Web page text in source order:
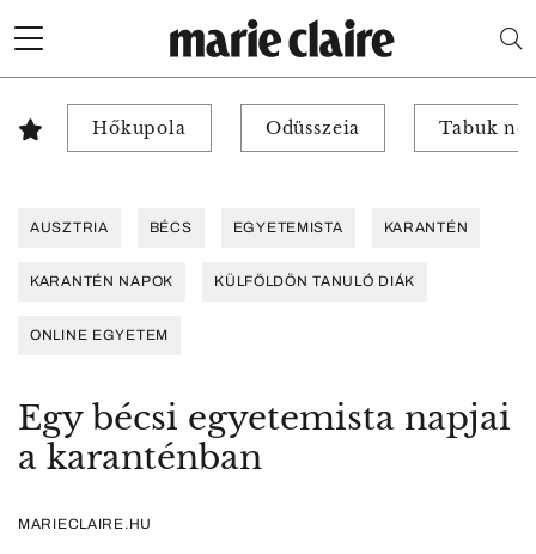
Hőkupola Odüsszeia Tabuk
AUSZTRIA BÉCS EGYETEMISTA KARANTÉN
KARANTÉN NAPOK KÜLFÖLDÖN TANULÓ DIÁK
ONLINE EGYETEM
Egy bécsi egyetemista napjai
a karanténban
MARIECLAIRE.HU